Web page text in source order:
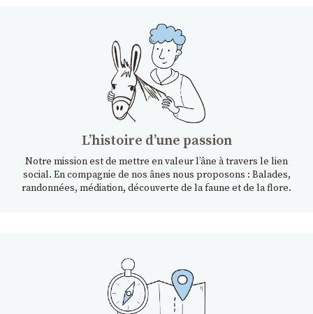
Lʼhistoire dʼune passion
Notre mission est de mettre en valeur l’âne à travers le lien
social. En compagnie de nos ânes nous proposons : Balades,
randonnées, médiation, découverte de la faune et de la flore.